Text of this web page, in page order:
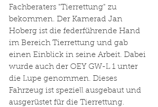
Fachberaters "Tierrettung" zu
bekommen. Der Kamerad Jan
Hoberg ist die federführende Hand
im Bereich Tierrettung und gab
einen Einblick in seine Arbeit. Dabei
wurde auch der OEY GW-L 1 unter
die Lupe genommen. Dieses
Fahrzeug ist speziell ausgebaut und
ausgerüstet für die Tierrettung.